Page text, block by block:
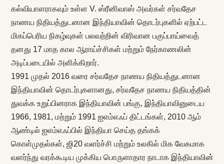
கல்வியாளராகவும் உள்ள V. ஸ்ரீனிவாஸ் அவர்கள் சர்வதேச
நாணய நிதியத்துடனான இந்தியாவின் தொடர்புகளில் ஏற்பட்ட
மிகப்பெரிய நிகழ்வுகள் பலவற்றின் விரிவான பகுப்பாய்வைத்
தனது 17 மாத கால ஆராய்ச்சிகள் மற்றும் நேர்காணலின்
அடிப்படையில் அளிக்கிறார்.
1991 முதல் 2016 வரை சர்வதேச நாணய நிதியத்துடனான
இந்தியாவின் தொடர்புகளானது, சர்வதேச நாணய நிதியத்தின்
துவக்க உறுப்பினராக இந்தியாவின் பங்கு, இந்தியாவினுடைய
1966, 1981, மற்றும் 1991 ஐஎம்எஃப் திட்டங்கள், 2010 ஆம்
ஆண்டில் ஐஎம்எஃப்பில் இந்தியா செய்த தங்கக்
கொள்முதல்கள், ஜி20 வளர்ச்சி மற்றும் உலகில் மிக வேகமாக
வளர்ந்து வரக்கூடிய முக்கிய பொருளாதார நாடாக இந்தியாவின்